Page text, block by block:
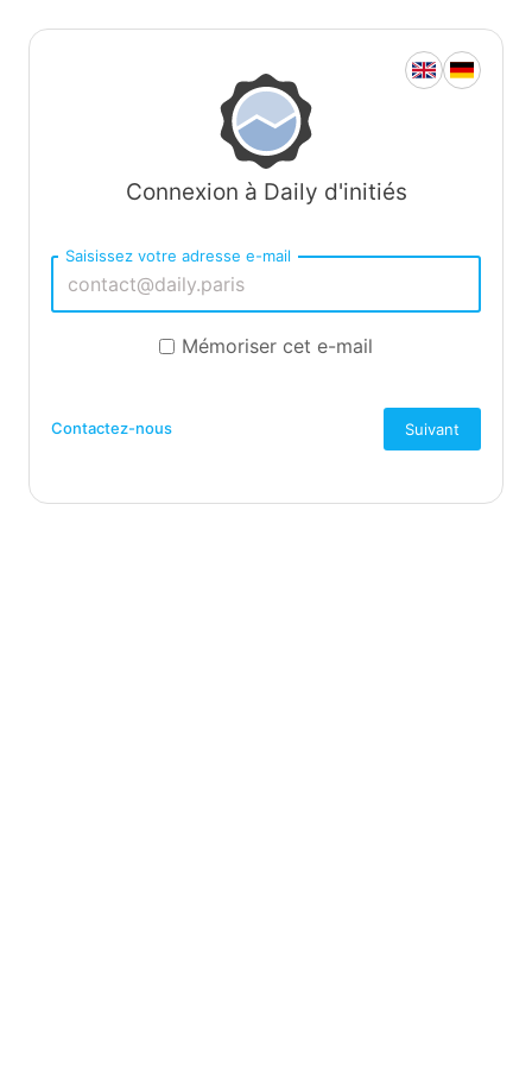
Connexion à Daily d'initiés
Saisissez votre adresse e-mail
Mémoriser cet e-mail
Contactez-nous Suivant